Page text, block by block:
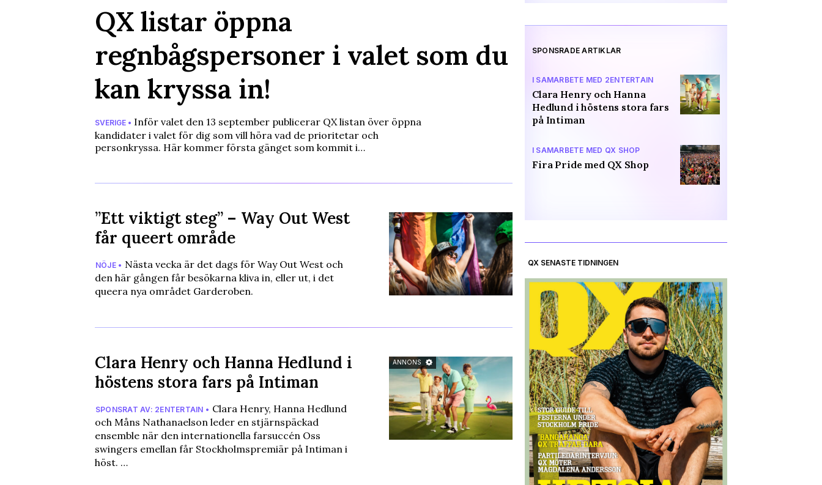
QX listar öppna
regnbågspersoner i valet som du
kan kryssa in!
SVERIGE • Inför valet den 13 september publicerar QX listan över öppna
kandidater i valet för dig som vill höra vad de prioritetar och
personkryssa. Här kommer första gänget som kommit i…
”Ett viktigt steg” – Way Out West
får queert område
NÖJE • Nästa vecka är det dags för Way Out West och
den här gången får besökarna kliva in, eller ut, i det
queera nya området Garderoben.
ANNONS
Clara Henry och Hanna Hedlund i
höstens stora fars på Intiman
SPONSRAT AV: 2ENTERTAIN • Clara Henry, Hanna Hedlund
och Måns Nathanaelson leder en stjärnspäckad
ensemble när den internationella farsuccén Oss
swingers emellan får Stockholmspremiär på Intiman i
höst. …
SPONSRADE ARTIKLAR
I SAMARBETE MED 2ENTERTAIN
Clara Henry och Hanna
Hedlund i höstens stora fars
på Intiman
I SAMARBETE MED QX SHOP
Fira Pride med QX Shop
QX SENASTE TIDNINGEN